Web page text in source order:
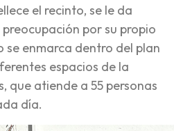
el recinto, se le da
por su propio
se enmarca dentro del plan
espacios de la
que atiende a 55 personas
día.